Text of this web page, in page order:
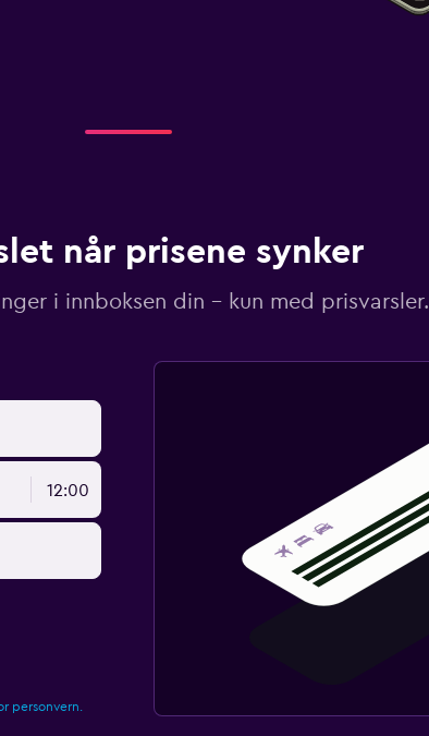
når prisene synker
i innboksen din – kun med prisvarsler.
12:00
personvern.